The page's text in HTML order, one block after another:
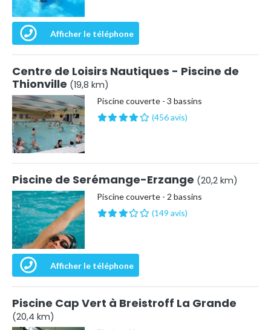
Afficher le téléphone
Centre de Loisirs Nautiques - Piscine de
Thionville (19,8 km)
Piscine couverte - 3 bassins
(456 avis)
Piscine de Serémange-Erzange (20,2 km)
Piscine couverte - 2 bassins
(149 avis)
Afficher le téléphone
Piscine Cap Vert à Breistroff La Grande
(20,4 km)